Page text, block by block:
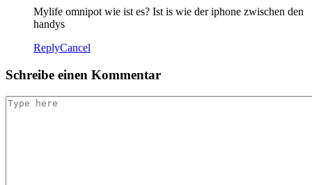
Mylife omnipot wie ist es? Ist is wie der iphone zwischen den
handys
ReplyCancel
Schreibe einen Kommentar